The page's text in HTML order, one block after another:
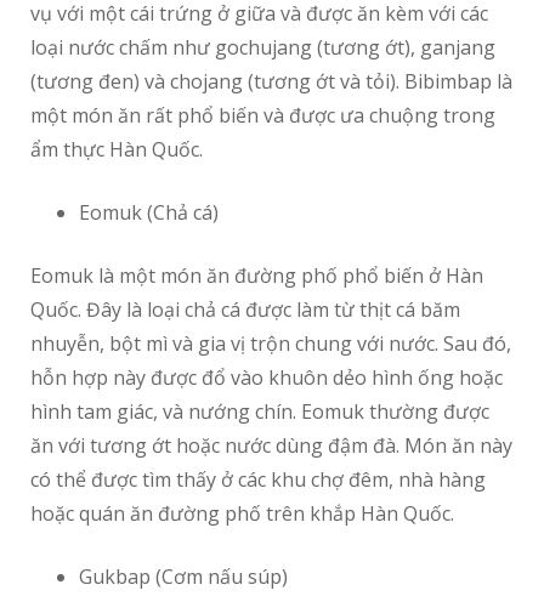
vụ với một cái trứng ở giữa và được ăn kèm với các
loại nước chấm như gochujang (tương ớt), ganjang
(tương đen) và chojang (tương ớt và tỏi). Bibimbap là
một món ăn rất phổ biến và được ưa chuộng trong
ẩm thực Hàn Quốc.
Eomuk (Chả cá)
Eomuk là một món ăn đường phố phổ biến ở Hàn
Quốc. Đây là loại chả cá được làm từ thịt cá băm
nhuyễn, bột mì và gia vị trộn chung với nước. Sau đó,
hỗn hợp này được đổ vào khuôn dẻo hình ống hoặc
hình tam giác, và nướng chín. Eomuk thường được
ăn với tương ớt hoặc nước dùng đậm đà. Món ăn này
có thể được tìm thấy ở các khu chợ đêm, nhà hàng
hoặc quán ăn đường phố trên khắp Hàn Quốc.
Gukbap (Cơm nấu súp)